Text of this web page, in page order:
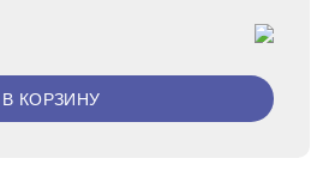
В КОРЗИНУ